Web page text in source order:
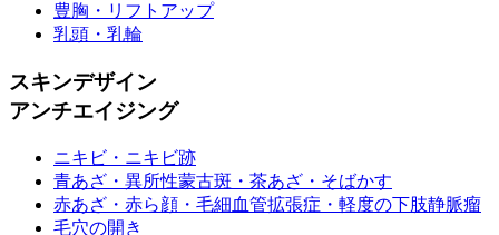
豊胸・リフトアップ
乳頭・乳輪
スキンデザイン
アンチエイジング
ニキビ・ニキビ跡
青あざ・異所性蒙古斑・茶あざ・そばかす
赤あざ・赤ら顔・毛細血管拡張症・軽度の下肢静脈瘤
毛穴の開き